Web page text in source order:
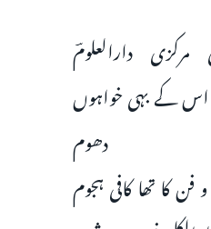
مرکزی دارالعلومؔ
اس کے بہی خواہوں
کا تھا کافی ہجوم